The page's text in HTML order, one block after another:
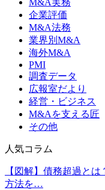
M&A実務
企業評価
M&A法務
業界別M&A
海外M&A
PMI
調査データ
広報室だより
経営・ビジネス
M&Aを支える匠
その他
人気コラム
【図解】債務超過と
方法を…